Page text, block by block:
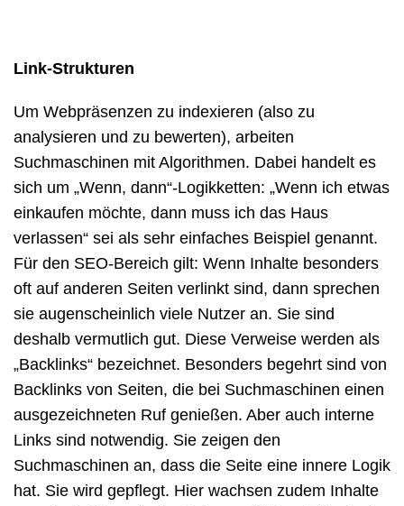
Link-Strukturen
Um Webpräsenzen zu indexieren (also zu
analysieren und zu bewerten), arbeiten
Suchmaschinen mit Algorithmen. Dabei handelt es
sich um „Wenn, dann“-Logikketten: „Wenn ich etwas
einkaufen möchte, dann muss ich das Haus
verlassen“ sei als sehr einfaches Beispiel genannt.
Für den SEO-Bereich gilt: Wenn Inhalte besonders
oft auf anderen Seiten verlinkt sind, dann sprechen
sie augenscheinlich viele Nutzer an. Sie sind
deshalb vermutlich gut. Diese Verweise werden als
„Backlinks“ bezeichnet. Besonders begehrt sind von
Backlinks von Seiten, die bei Suchmaschinen einen
ausgezeichneten Ruf genießen. Aber auch interne
Links sind notwendig. Sie zeigen den
Suchmaschinen an, dass die Seite eine innere Logik
hat. Sie wird gepflegt. Hier wachsen zudem Inhalte